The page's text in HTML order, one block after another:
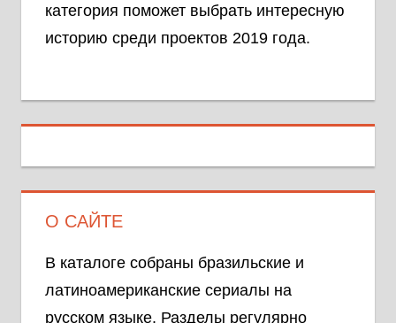
категория поможет выбрать интересную
историю среди проектов 2019 года.
О САЙТЕ
В каталоге собраны бразильские и
латиноамериканские сериалы на
русском языке. Разделы регулярно